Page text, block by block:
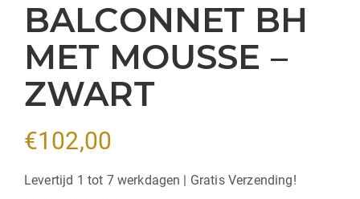
BALCONNET BH
MET MOUSSE –
ZWART
€102,00
Levertijd 1 tot 7 werkdagen | Gratis Verzending!